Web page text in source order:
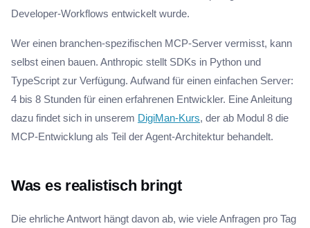
Developer-Workflows entwickelt wurde.
Wer einen branchen-spezifischen MCP-Server vermisst, kann
selbst einen bauen. Anthropic stellt SDKs in Python und
TypeScript zur Verfügung. Aufwand für einen einfachen Server:
4 bis 8 Stunden für einen erfahrenen Entwickler. Eine Anleitung
dazu findet sich in unserem DigiMan-Kurs, der ab Modul 8 die
MCP-Entwicklung als Teil der Agent-Architektur behandelt.
Was es realistisch bringt
Die ehrliche Antwort hängt davon ab, wie viele Anfragen pro Tag